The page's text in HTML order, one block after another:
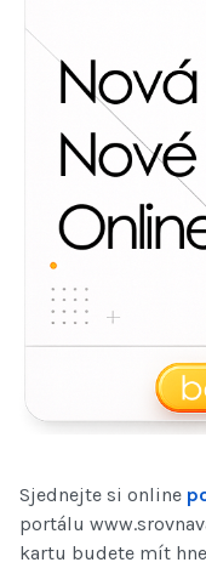
Sjednejte si online
portálu
kartu budete mít